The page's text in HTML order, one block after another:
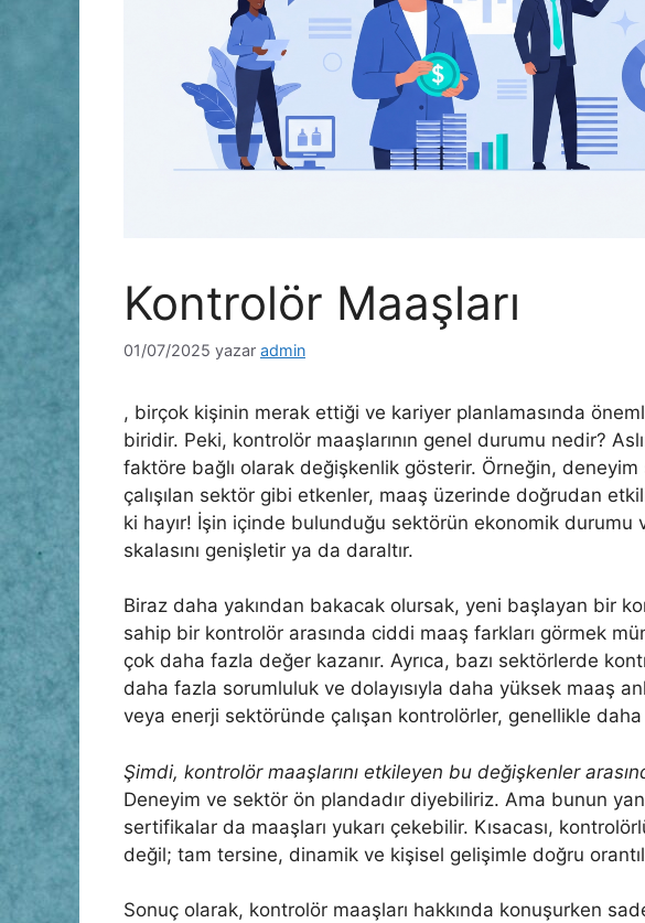
Kontrolör Maaşları
01/07/2025 yazar admin
, birçok kişinin merak ettiği ve kariyer planlamasında
biridir. Peki, kontrolör maaşlarının genel durumu nedir?
faktöre bağlı olarak değişkenlik gösterir. Örneğin,
çalışılan sektör gibi etkenler, maaş üzerinde doğrudan
ki hayır! İşin içinde bulunduğu sektörün ekonomik
skalasını genişletir ya da daraltır.
Biraz daha yakından bakacak olursak, yeni başlayan bir
sahip bir kontrolör arasında ciddi maaş farkları görmek
çok daha fazla değer kazanır. Ayrıca, bazı sektörlerde
daha fazla sorumluluk ve dolayısıyla daha yüksek maaş
veya enerji sektöründe çalışan kontrolörler, genellikle
Şimdi, kontrolör maaşlarını etkileyen bu değişkenler
Deneyim ve sektör ön plandadır diyebiliriz. Ama bunun
sertifikalar da maaşları yukarı çekebilir. Kısacası,
değil; tam tersine, dinamik ve kişisel gelişimle doğru
Sonuç olarak, kontrolör maaşları hakkında konuşurken